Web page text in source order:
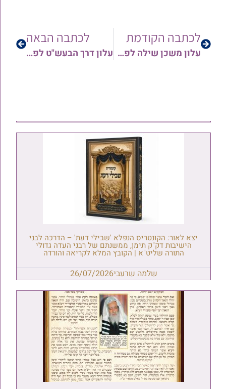
לכתבה הקודמת
עלון משכן שילה לפרשת קורח תשפ"ב
לכתבה הבאה
עלון דרך הבעש"ט לפרשת קורח תשפ"ב
יצא לאור: הקונטריס הנפלא 'שבילי דעת' – הדרכה לבני
הישיבות דק"ק תימן, ממשנתם של רבני העדה גדולי
התורה שליט"א | הקובץ המלא לקריאה והורדה
שלמה שרעבי26/07/2026